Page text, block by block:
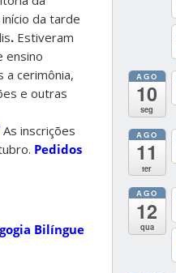
da tarde
. Estiveram
ensino
a cerimônia,
e outras
As inscrições
Pedidos
Bilíngue
AGO
10
seg
AGO
11
ter
AGO
12
qua